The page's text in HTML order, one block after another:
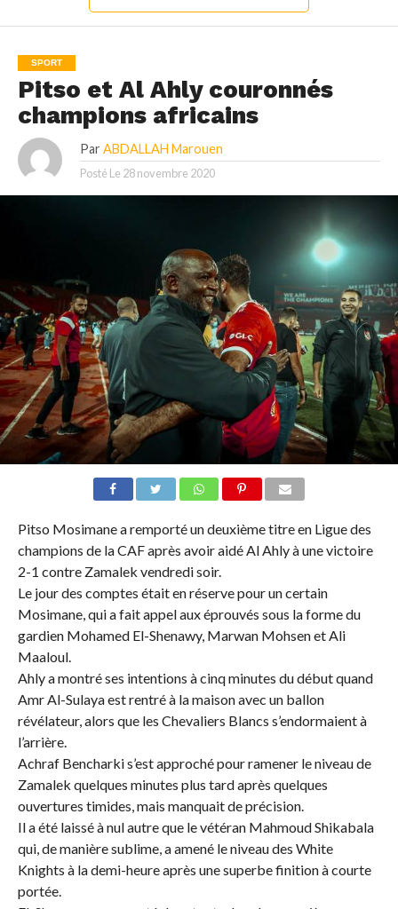
SPORT
Pitso et Al Ahly couronnés
champions africains
Par ABDALLAH Marouen
Posté Le 28 novembre 2020
Pitso Mosimane a remporté un deuxième titre en Ligue des
champions de la CAF après avoir aidé Al Ahly à une victoire
2-1 contre Zamalek vendredi soir.
Le jour des comptes était en réserve pour un certain
Mosimane, qui a fait appel aux éprouvés sous la forme du
gardien Mohamed El-Shenawy, Marwan Mohsen et Ali
Maaloul.
Ahly a montré ses intentions à cinq minutes du début quand
Amr Al-Sulaya est rentré à la maison avec un ballon
révélateur, alors que les Chevaliers Blancs s’endormaient à
l’arrière.
Achraf Bencharki s’est approché pour ramener le niveau de
Zamalek quelques minutes plus tard après quelques
ouvertures timides, mais manquait de précision.
Il a été laissé à nul autre que le vétéran Mahmoud Shikabala
qui, de manière sublime, a amené le niveau des White
Knights à la demi-heure après une superbe finition à courte
portée.